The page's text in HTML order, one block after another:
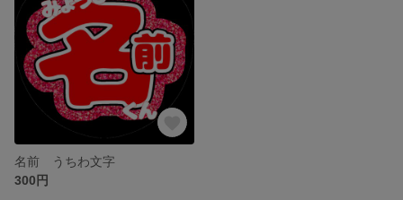
名前 うちわ文字
300円